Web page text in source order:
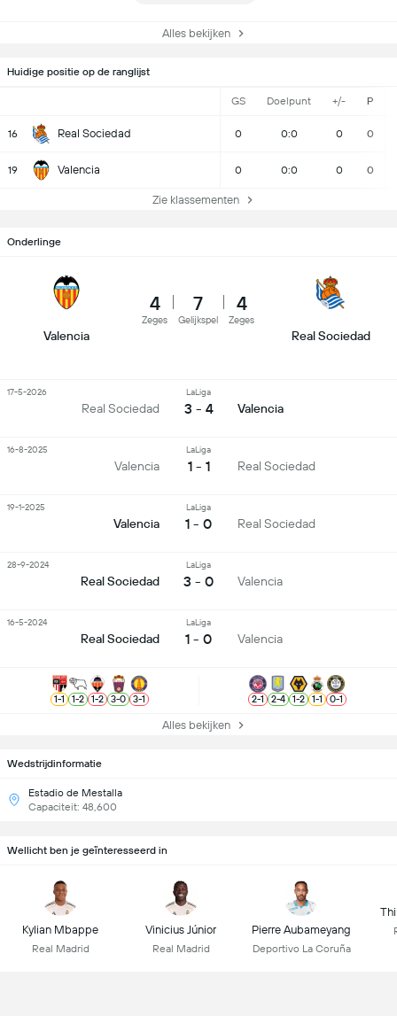
Alles bekijken
Huidige positie op de ranglijst
GS Doelpunt +/- P
16 Real Sociedad 0 0:0 0 0
19 Valencia 0 0:0 0 0
Zie klassementen
Wedstrijdinformatie
Estadio de Mestalla
Capaciteit: 48,600
Onderlinge
Valencia
4
Zeges
7
Gelijkspel
4
Zeges
Real Sociedad
Real Sociedad
LaLiga
3 - 4 Valencia
17-5-2026
Valencia
LaLiga
1 - 1 Real Sociedad
16-8-2025
Valencia
LaLiga
1 - 0 Real Sociedad
19-1-2025
Real Sociedad
LaLiga
3 - 0 Valencia
28-9-2024
Real Sociedad
LaLiga
1 - 0 Valencia
16-5-2024
1-1 1-2 1-2 3-0 3-1 2-1 2-4 1-2 1-1 0-1
Alles bekijken
Wellicht ben je geïnteresseerd in
Kylian Mbappe
Real Madrid
Vinicius Júnior
Real Madrid
Pierre Aubameyang
Deportivo La Coruña